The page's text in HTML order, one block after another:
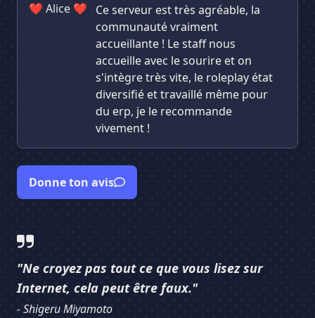
❤ Alice ❤
Ce serveur est très agréable, la
communauté vraiment
accueillante ! Le staff nous
accueille avec le sourire et on
s'intègre très vite, le roleplay état
diversifié et travaillé même pour
du erp, je le recommande
vivement !
Donne ton avis
"Ne croyez pas tout ce que vous lisez sur
Internet, cela peut être faux."
- Shigeru Miyamoto